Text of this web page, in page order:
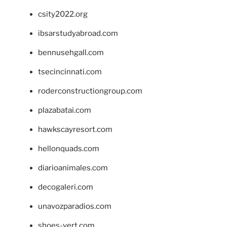
csity2022.org
ibsarstudyabroad.com
bennusehgall.com
tsecincinnati.com
roderconstructiongroup.com
plazabatai.com
hawkscayresort.com
hellonquads.com
diarioanimales.com
decogaleri.com
unavozparadios.com